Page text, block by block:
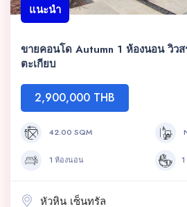
แนะนำ
ขายคอนโด Autumn 1 ห้องนอน วิว
ตะเกียบ
2,900,000 THB
42.00 SQM
1 ห้องนอน
หัวหิน เซ็นทรัล